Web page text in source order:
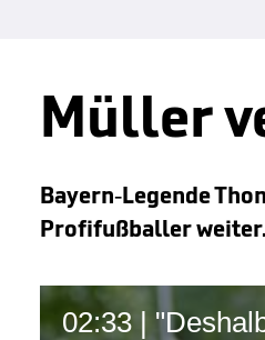
Müller
Bayern-Legende
Profifußballer weiter.
02:33 |